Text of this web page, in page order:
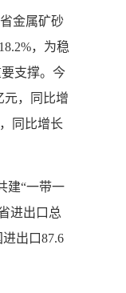
金属矿砂
，为稳
支撑。今
元，同比增
同比增长
“一带一
进出口总
出口87.6